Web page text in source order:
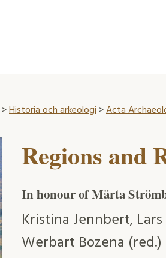
>Historia och arkeologi>Acta
Regions and
In honour of Märta
Kristina Jennbert,
Werbart Bozena (red.)